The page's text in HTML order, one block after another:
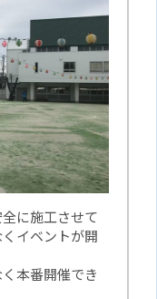
に施工させて
イベントが開
本番開催でき